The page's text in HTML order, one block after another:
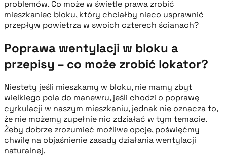
problemów. Co może w świetle prawa zrobić
mieszkaniec bloku, który chciałby nieco usprawnić
przepływ powietrza w swoich czterech ścianach?
Poprawa wentylacji w bloku a
przepisy – co może zrobić lokator?
Niestety jeśli mieszkamy w bloku, nie mamy zbyt
wielkiego pola do manewru, jeśli chodzi o poprawę
cyrkulacji w naszym mieszkaniu, jednak nie oznacza to,
że nie możemy zupełnie nic zdziałać w tym temacie.
Żeby dobrze zrozumieć możliwe opcje, poświęćmy
chwilę na objaśnienie zasady działania wentylacji
naturalnej.